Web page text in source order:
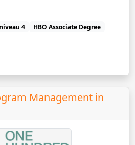
4
HBO Associate Degree
Management in